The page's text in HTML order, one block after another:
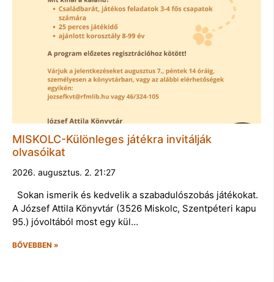
MISKOLC-Különleges játékra invitálják
olvasóikat
2026. augusztus. 2. 21:27
Sokan ismerik és kedvelik a szabadulószobás játékokat.
A József Attila Könyvtár (3526 Miskolc, Szentpéteri kapu
95.) jóvoltából most egy kül…
BŐVEBBEN »